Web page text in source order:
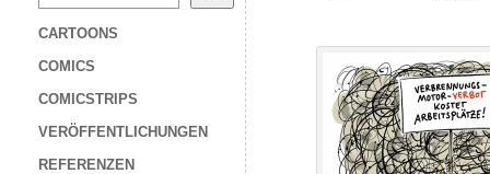
CARTOONS
COMICS
COMICSTRIPS
VERÖFFENTLICHUNGEN
REFERENZEN